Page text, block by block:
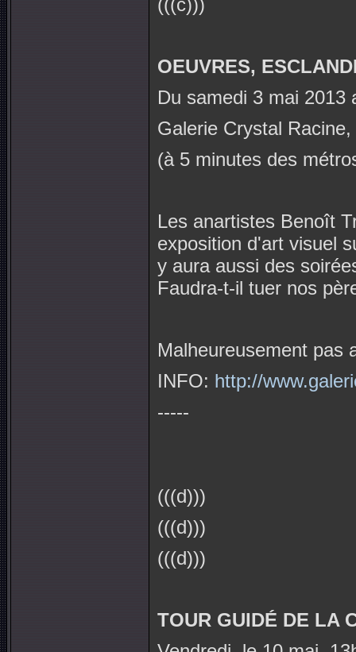
(((c)))
OEUVRES,
Du samedi 3 mai 2013
Galerie Crystal
(à 5 minutes des
Les anartistes Benoît
exposition d'art visuel
y aura aussi des
Faudra-t-il tuer nos
Malheureusement pas
INFO: http://
-----
(((d)))
(((d)))
(((d)))
TOUR GUIDÉ DE LA